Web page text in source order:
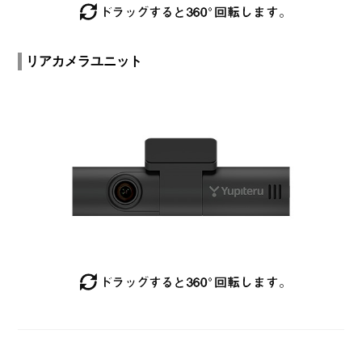
リアカメラユニット